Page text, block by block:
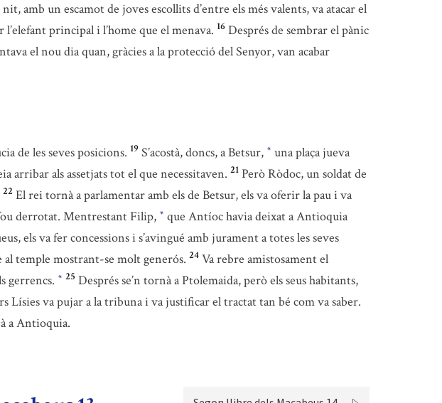
amb un escamot de joves escollits d’entre els més valents, va atacar el
principal i l’home que el menava. 16 Després de sembrar el pànic
el nou dia quan, gràcies a la protecció del Senyor, van acabar
de les seves posicions. 19 S’acostà, doncs, a Betsur, * una plaça jueva
arribar als assetjats tot el que necessitaven. 21 Però Ròdoc, un soldat de
22 El rei tornà a parlamentar amb els de Betsur, els va oferir la pau i va
fou derrotat. Mentrestant Filip, * que Antíoc havia deixat a Antioquia
els va fer concessions i s’avingué amb jurament a totes les seves
temple mostrant-se molt generós. 24 Va rebre amistosament el
gerrencs. * 25 Després se’n tornà a Ptolemaida, però els seus habitants,
Lísies va pujar a la tribuna i va justificar el tractat tan bé com va saber.
a Antioquia.